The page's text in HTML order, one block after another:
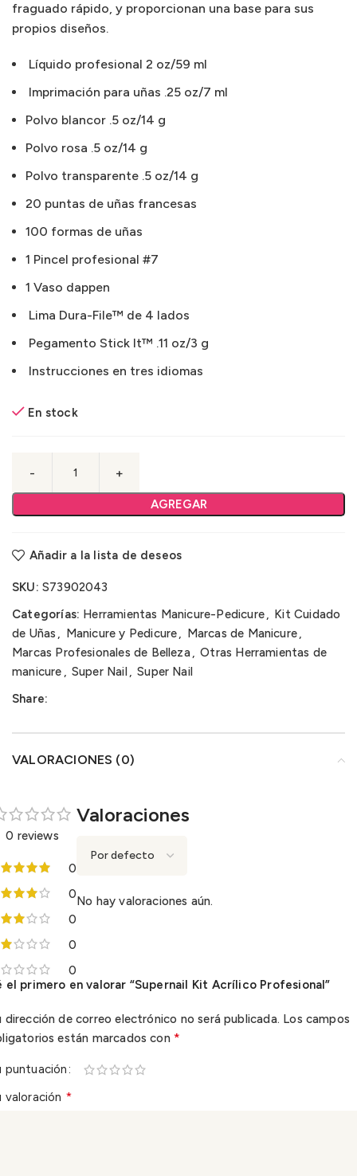
fraguado rápido, y proporcionan una base para sus
propios diseños.
Líquido profesional 2 oz/59 ml
Imprimación para uñas .25 oz/7 ml
Polvo blancor .5 oz/14 g
Polvo rosa .5 oz/14 g
Polvo transparente .5 oz/14 g
20 puntas de uñas francesas
100 formas de uñas
1 Pincel profesional #7
1 Vaso dappen
Lima Dura-File™ de 4 lados
Pegamento Stick It™ .11 oz/3 g
Instrucciones en tres idiomas
En stock
AGREGAR
Añadir a la lista de deseos
SKU: S73902043
Categorías: Herramientas Manicure-Pedicure, Kit Cuidado
de Uñas , Manicure y Pedicure, Marcas de Manicure,
Marcas Profesionales de Belleza, Otras Herramientas de
manicure , Super Nail, Super Nail
Share:
VALORACIONES (0)
0 reviews
0
0
0
0
0
Valoraciones
No hay valoraciones aún.
el primero en valorar “Supernail Kit Acrílico Profesional”
dirección de correo electrónico no será publicada. Los campos
están marcados con *
puntuación
valoración *